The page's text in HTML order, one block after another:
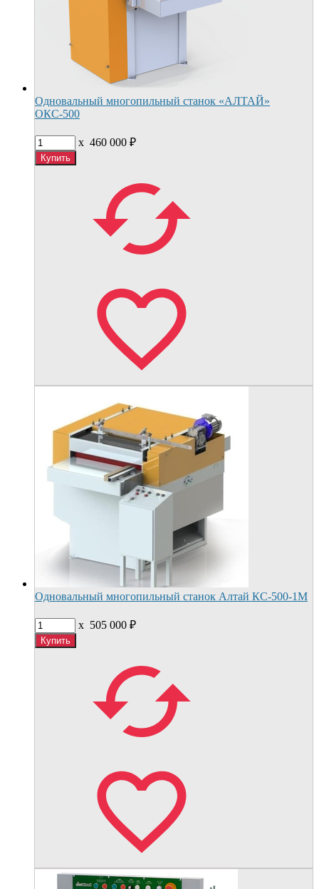
Одновальный многопильный станок «АЛТАЙ»
ОКС-500
x 460 000 ₽
Одновальный многопильный станок Алтай КС-500-1М
x 505 000 ₽